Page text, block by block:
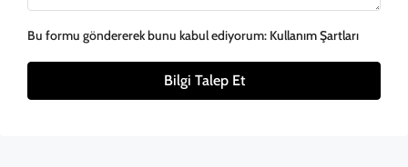
Bu formu göndererek bunu kabul ediyorum: Kullanım Şartları
Bilgi Talep Et